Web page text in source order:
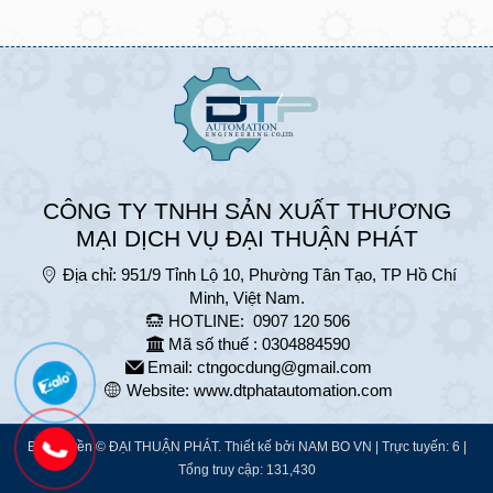
CÔNG TY TNHH SẢN XUẤT THƯƠNG
MẠI DỊCH VỤ ĐẠI THUẬN PHÁT
Địa chỉ: 951/9 Tỉnh Lộ 10, Phường Tân Tạo, TP Hồ Chí
Minh, Việt Nam.
HOTLINE: 0907 120 506
Mã số thuế : 0304884590
Email: ctngocdung@gmail.com
Website: www.dtphatautomation.com
Bản quyền © ĐẠI THUẬN PHÁT. Thiết kế bởi NAM BO VN
| Trực tuyến: 6 |
Tổng truy cập: 131,430